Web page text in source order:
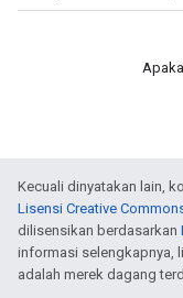
Kecuali dinyatakan lain,
Lisensi Creative
dilisensikan berdasarkan
informasi selengkapnya,
adalah merek dagang